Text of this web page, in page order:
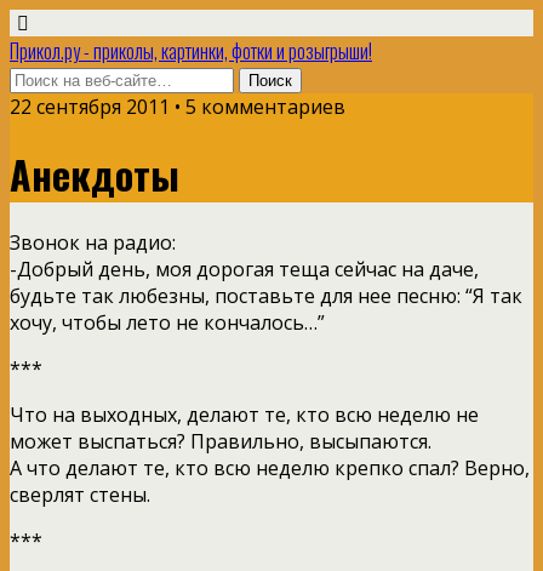
Прикол.ру - приколы, картинки, фотки и розыгрыши!
22 сентября 2011 • 5 комментариев
Анекдоты
Звонок на радио:
-Добрый день, моя дорогая теща сейчас на даче,
будьте так любезны, поставьте для нее песню: “Я так
хочу, чтобы лето не кончалось…”
***
Что на выходных, делают те, кто всю неделю не
может выспаться? Правильно, высыпаются.
А что делают те, кто всю неделю крепко спал? Верно,
сверлят стены.
***